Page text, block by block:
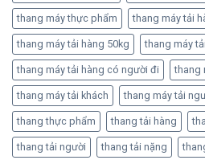
thang máy thực phẩm thang máy tải
thang máy tải hàng 50kg thang máy
thang máy tải hàng có người đi thang
thang máy tải khách thang máy tải
thang thực phẩm thang tải hàng
thang tải người thang tải nặng